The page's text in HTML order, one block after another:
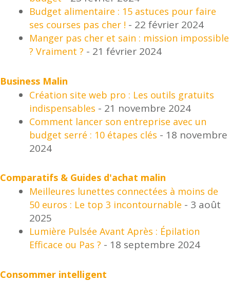
Budget alimentaire : 15 astuces pour faire
ses courses pas cher ! - 22 février 2024
Manger pas cher et sain : mission impossible
? Vraiment ? - 21 février 2024
Business Malin
Création site web pro : Les outils gratuits
indispensables - 21 novembre 2024
Comment lancer son entreprise avec un
budget serré : 10 étapes clés - 18 novembre
2024
Comparatifs & Guides d'achat malin
Meilleures lunettes connectées à moins de
50 euros : Le top 3 incontournable - 3 août
2025
Lumière Pulsée Avant Après : Épilation
Efficace ou Pas ? - 18 septembre 2024
Consommer intelligent